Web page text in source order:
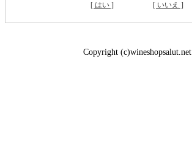
[ はい ] [ いいえ ]
Copyright (c)wineshopsalut.net